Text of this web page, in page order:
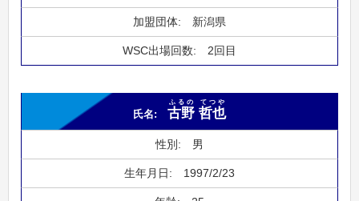
新潟県
2回目
古野
ふるの
哲也
てつや
男
1997/2/23